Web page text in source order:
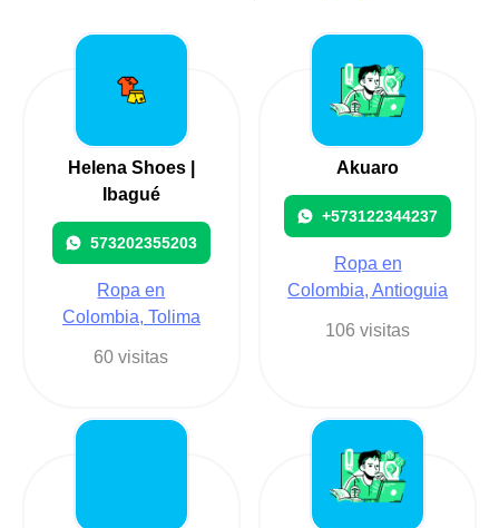
Helena Shoes |
Ibagué
573202355203
Ropa en
Colombia, Tolima
60 visitas
Akuaro
+573122344237
Ropa en
Colombia, Antioguia
106 visitas